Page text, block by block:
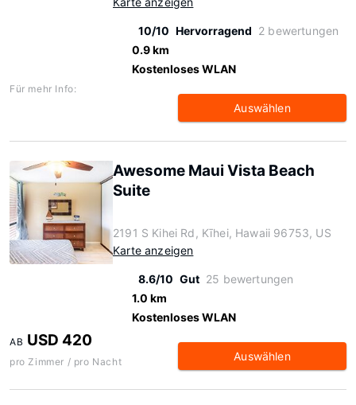
10/10 Hervorragend 2 bewertungen
0.9 km
Kostenloses WLAN
Für mehr Info:
Auswählen
Awesome Maui Vista Beach
Suite
2191 S Kihei Rd, Kīhei, Hawaii 96753, US
Karte anzeigen
8.6/10 Gut 25 bewertungen
1.0 km
Kostenloses WLAN
AB USD 420
pro Zimmer / pro Nacht Auswählen